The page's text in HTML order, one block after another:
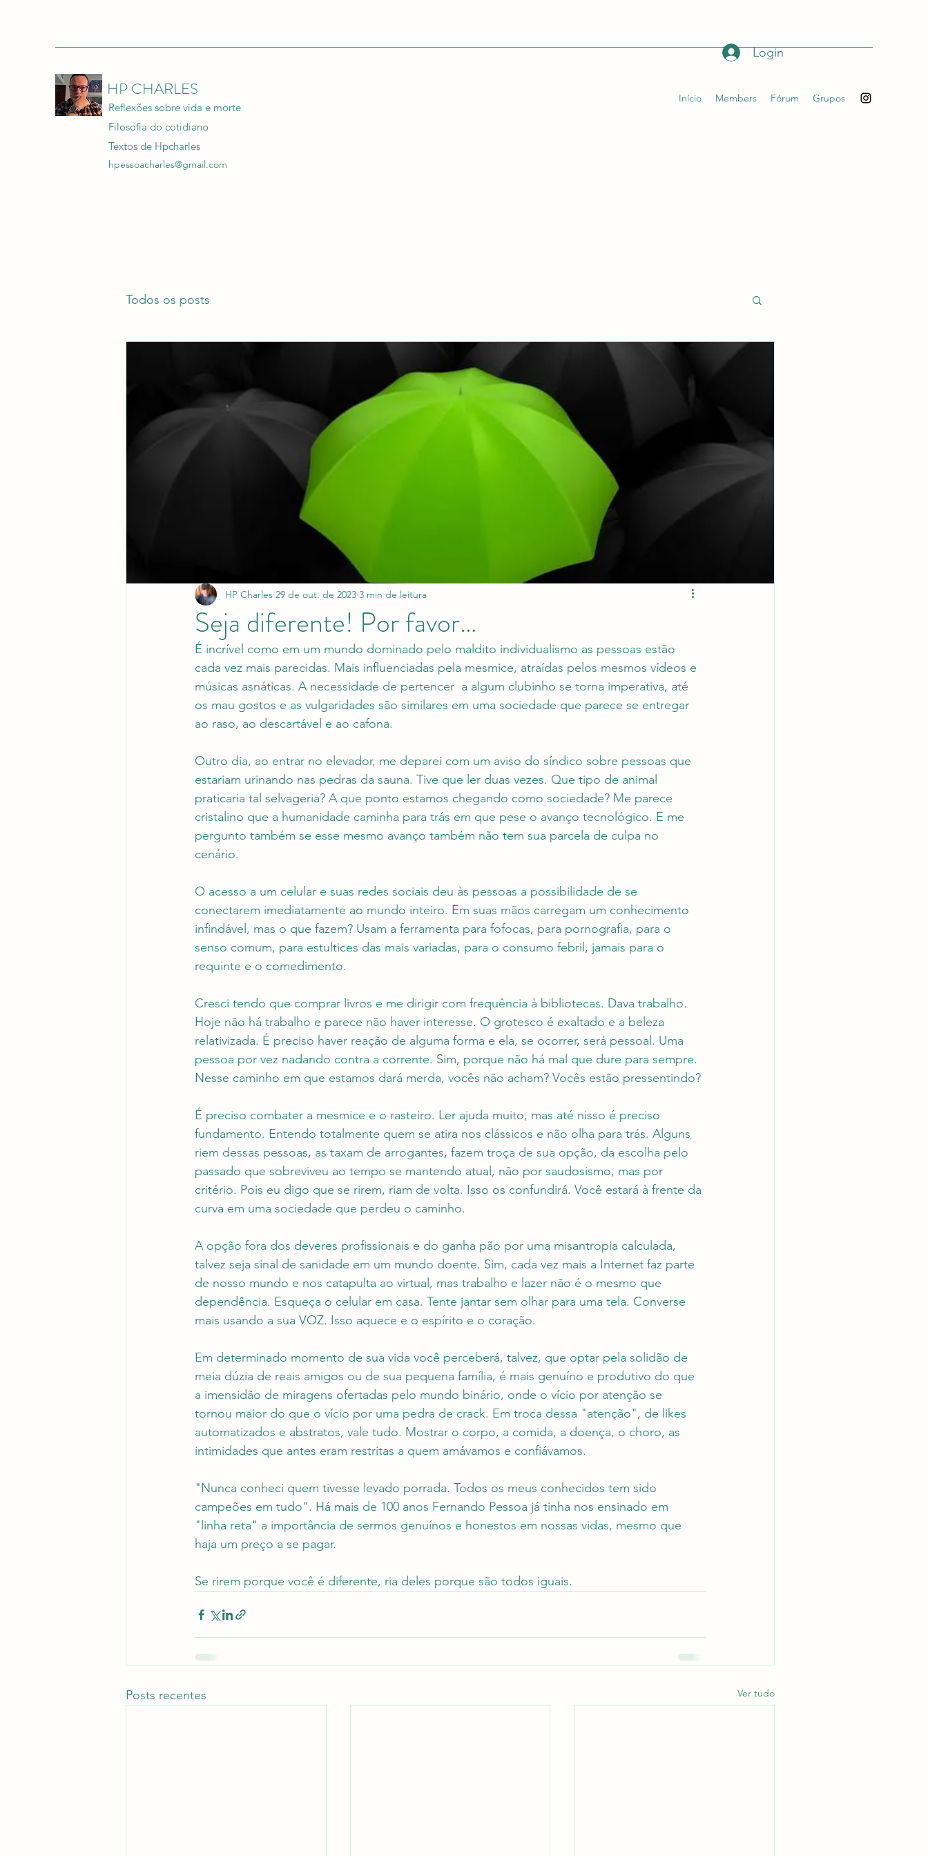
HP CHARLES
Reflexões sobre vida e morte
Filosofia do cotidiano
Textos de Hpcharles
hpessoacharles@gmail.com
Início Members Fórum Grupos
Login
Todos os posts
Seja diferente! Por favor…
HP Charles 29 de out. de 2023 3 min de leitura
É incrível como em um mundo dominado pelo maldito individualismo as pessoas estão
cada vez mais parecidas. Mais influenciadas pela mesmice, atraídas pelos mesmos vídeos e
músicas asnáticas. A necessidade de pertencer  a algum clubinho se torna imperativa, até
os mau gostos e as vulgaridades são similares em uma sociedade que parece se entregar
ao raso, ao descartável e ao cafona.
Outro dia, ao entrar no elevador, me deparei com um aviso do síndico sobre pessoas que
estariam urinando nas pedras da sauna. Tive que ler duas vezes. Que tipo de animal
praticaria tal selvageria? A que ponto estamos chegando como sociedade? Me parece
cristalino que a humanidade caminha para trás em que pese o avanço tecnológico. E me
pergunto também se esse mesmo avanço também não tem sua parcela de culpa no
cenário.
O acesso a um celular e suas redes sociais deu às pessoas a possibilidade de se
conectarem imediatamente ao mundo inteiro. Em suas mãos carregam um conhecimento
infindável, mas o que fazem? Usam a ferramenta para fofocas, para pornografia, para o
senso comum, para estultices das mais variadas, para o consumo febril, jamais para o
requinte e o comedimento.
Cresci tendo que comprar livros e me dirigir com frequência à bibliotecas. Dava trabalho.
Hoje não há trabalho e parece não haver interesse. O grotesco é exaltado e a beleza
relativizada. É preciso haver reação de alguma forma e ela, se ocorrer, será pessoal. Uma
pessoa por vez nadando contra a corrente. Sim, porque não há mal que dure para sempre.
Nesse caminho em que estamos dará merda, vocês não acham? Vocês estão pressentindo?
É preciso combater a mesmice e o rasteiro. Ler ajuda muito, mas até nisso é preciso
fundamento. Entendo totalmente quem se atira nos clássicos e não olha para trás. Alguns
riem dessas pessoas, as taxam de arrogantes, fazem troça de sua opção, da escolha pelo
passado que sobreviveu ao tempo se mantendo atual, não por saudosismo, mas por
critério. Pois eu digo que se rirem, riam de volta. Isso os confundirá. Você estará à frente da
curva em uma sociedade que perdeu o caminho.
A opção fora dos deveres profissionais e do ganha pão por uma misantropia calculada,
talvez seja sinal de sanidade em um mundo doente. Sim, cada vez mais a Internet faz parte
de nosso mundo e nos catapulta ao virtual, mas trabalho e lazer não é o mesmo que
dependência. Esqueça o celular em casa. Tente jantar sem olhar para uma tela. Converse
mais usando a sua VOZ. Isso aquece e o espírito e o coração.
Em determinado momento de sua vida você perceberá, talvez, que optar pela solidão de
meia dúzia de reais amigos ou de sua pequena família, é mais genuíno e produtivo do que
a imensidão de miragens ofertadas pelo mundo binário, onde o vício por atenção se
tornou maior do que o vício por uma pedra de crack. Em troca dessa "atenção", de likes
automatizados e abstratos, vale tudo. Mostrar o corpo, a comida, a doença, o choro, as
intimidades que antes eram restritas a quem amávamos e confiávamos.
"Nunca conheci quem tivesse levado porrada. Todos os meus conhecidos tem sido
campeões em tudo". Há mais de 100 anos Fernando Pessoa já tinha nos ensinado em
"linha reta" a importância de sermos genuínos e honestos em nossas vidas, mesmo que
haja um preço a se pagar.
Se rirem porque você é diferente, ria deles porque são todos iguais.
Posts recentes Ver tudo